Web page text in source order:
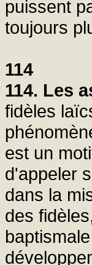
puissent
toujours
114
114. Les
fidèles
est un
d'appeler
dans la
des